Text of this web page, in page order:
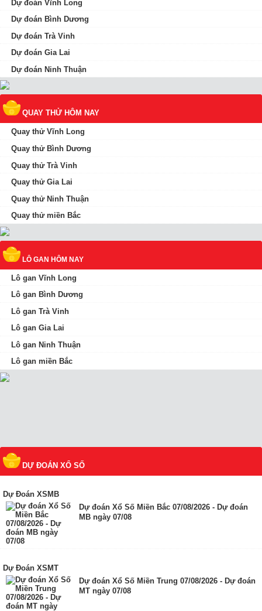
Dự đoán Vĩnh Long
Dự đoán Bình Dương
Dự đoán Trà Vinh
Dự đoán Gia Lai
Dự đoán Ninh Thuận
QUAY THỬ HÔM NAY
Quay thử Vĩnh Long
Quay thử Bình Dương
Quay thử Trà Vinh
Quay thử Gia Lai
Quay thử Ninh Thuận
Quay thử miền Bắc
LÔ GAN HÔM NAY
Lô gan Vĩnh Long
Lô gan Bình Dương
Lô gan Trà Vinh
Lô gan Gia Lai
Lô gan Ninh Thuận
Lô gan miền Bắc
DỰ ĐOÁN XỔ SỐ
Dự Đoán XSMB
Dự đoán Xổ Số Miền Bắc 07/08/2026 - Dự đoán
MB ngày 07/08
Dự Đoán XSMT
Dự đoán Xổ Số Miền Trung 07/08/2026 - Dự đoán
MT ngày 07/08